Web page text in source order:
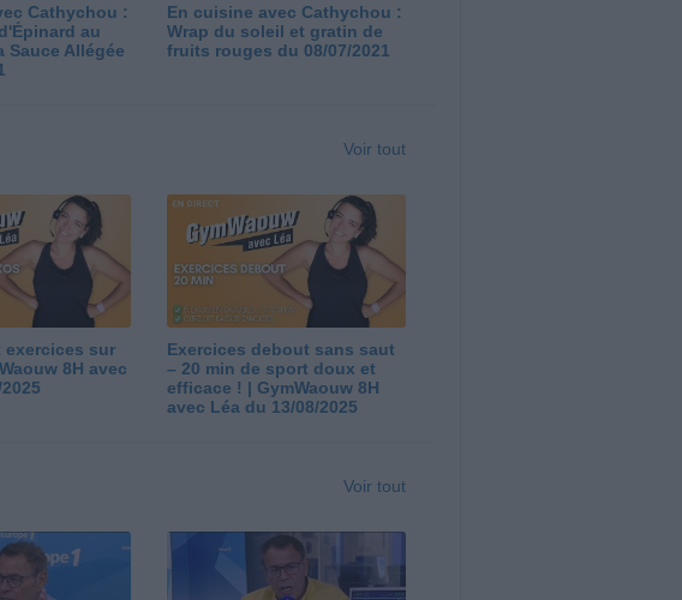
Cathychou :
au
Sauce Allégée
En cuisine avec Cathychou :
Wrap du soleil et gratin de
fruits rouges du 08/07/2021
Voir tout
exercices sur
8H avec
Exercices debout sans saut
– 20 min de sport doux et
efficace ! | GymWaouw 8H
avec Léa du 13/08/2025
Voir tout